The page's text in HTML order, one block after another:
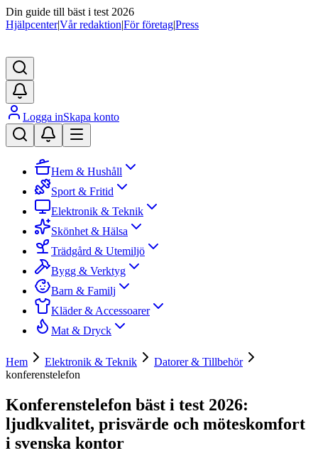
Din guide till bäst i test 2026
Hjälpcenter|Vår redaktion|För företag|Press
Logga inSkapa konto
Hem & Hushåll
Sport & Fritid
Elektronik & Teknik
Skönhet & Hälsa
Trädgård & Utemiljö
Bygg & Verktyg
Barn & Familj
Kläder & Accessoarer
Mat & Dryck
Hem Elektronik & Teknik
Datorer & Tillbehör
konferenstelefon
Konferenstelefon bäst i test 2026:
ljudkvalitet, prisvärde och möteskomfort
i svenska kontor